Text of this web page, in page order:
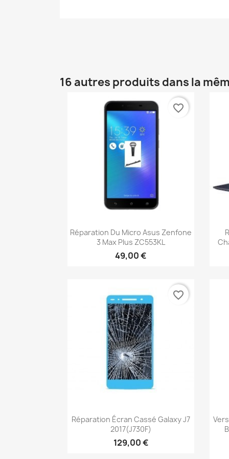
16 autres produits dans la
Aperçu rapide
Réparation Du Micro Asus Zenfone
3 Max Plus ZC553KL
49,00 €
favorite_border
Aperçu rapide
Réparation Écran Cassé Galaxy J7
2017(J730F)
129,00 €
favorite_border